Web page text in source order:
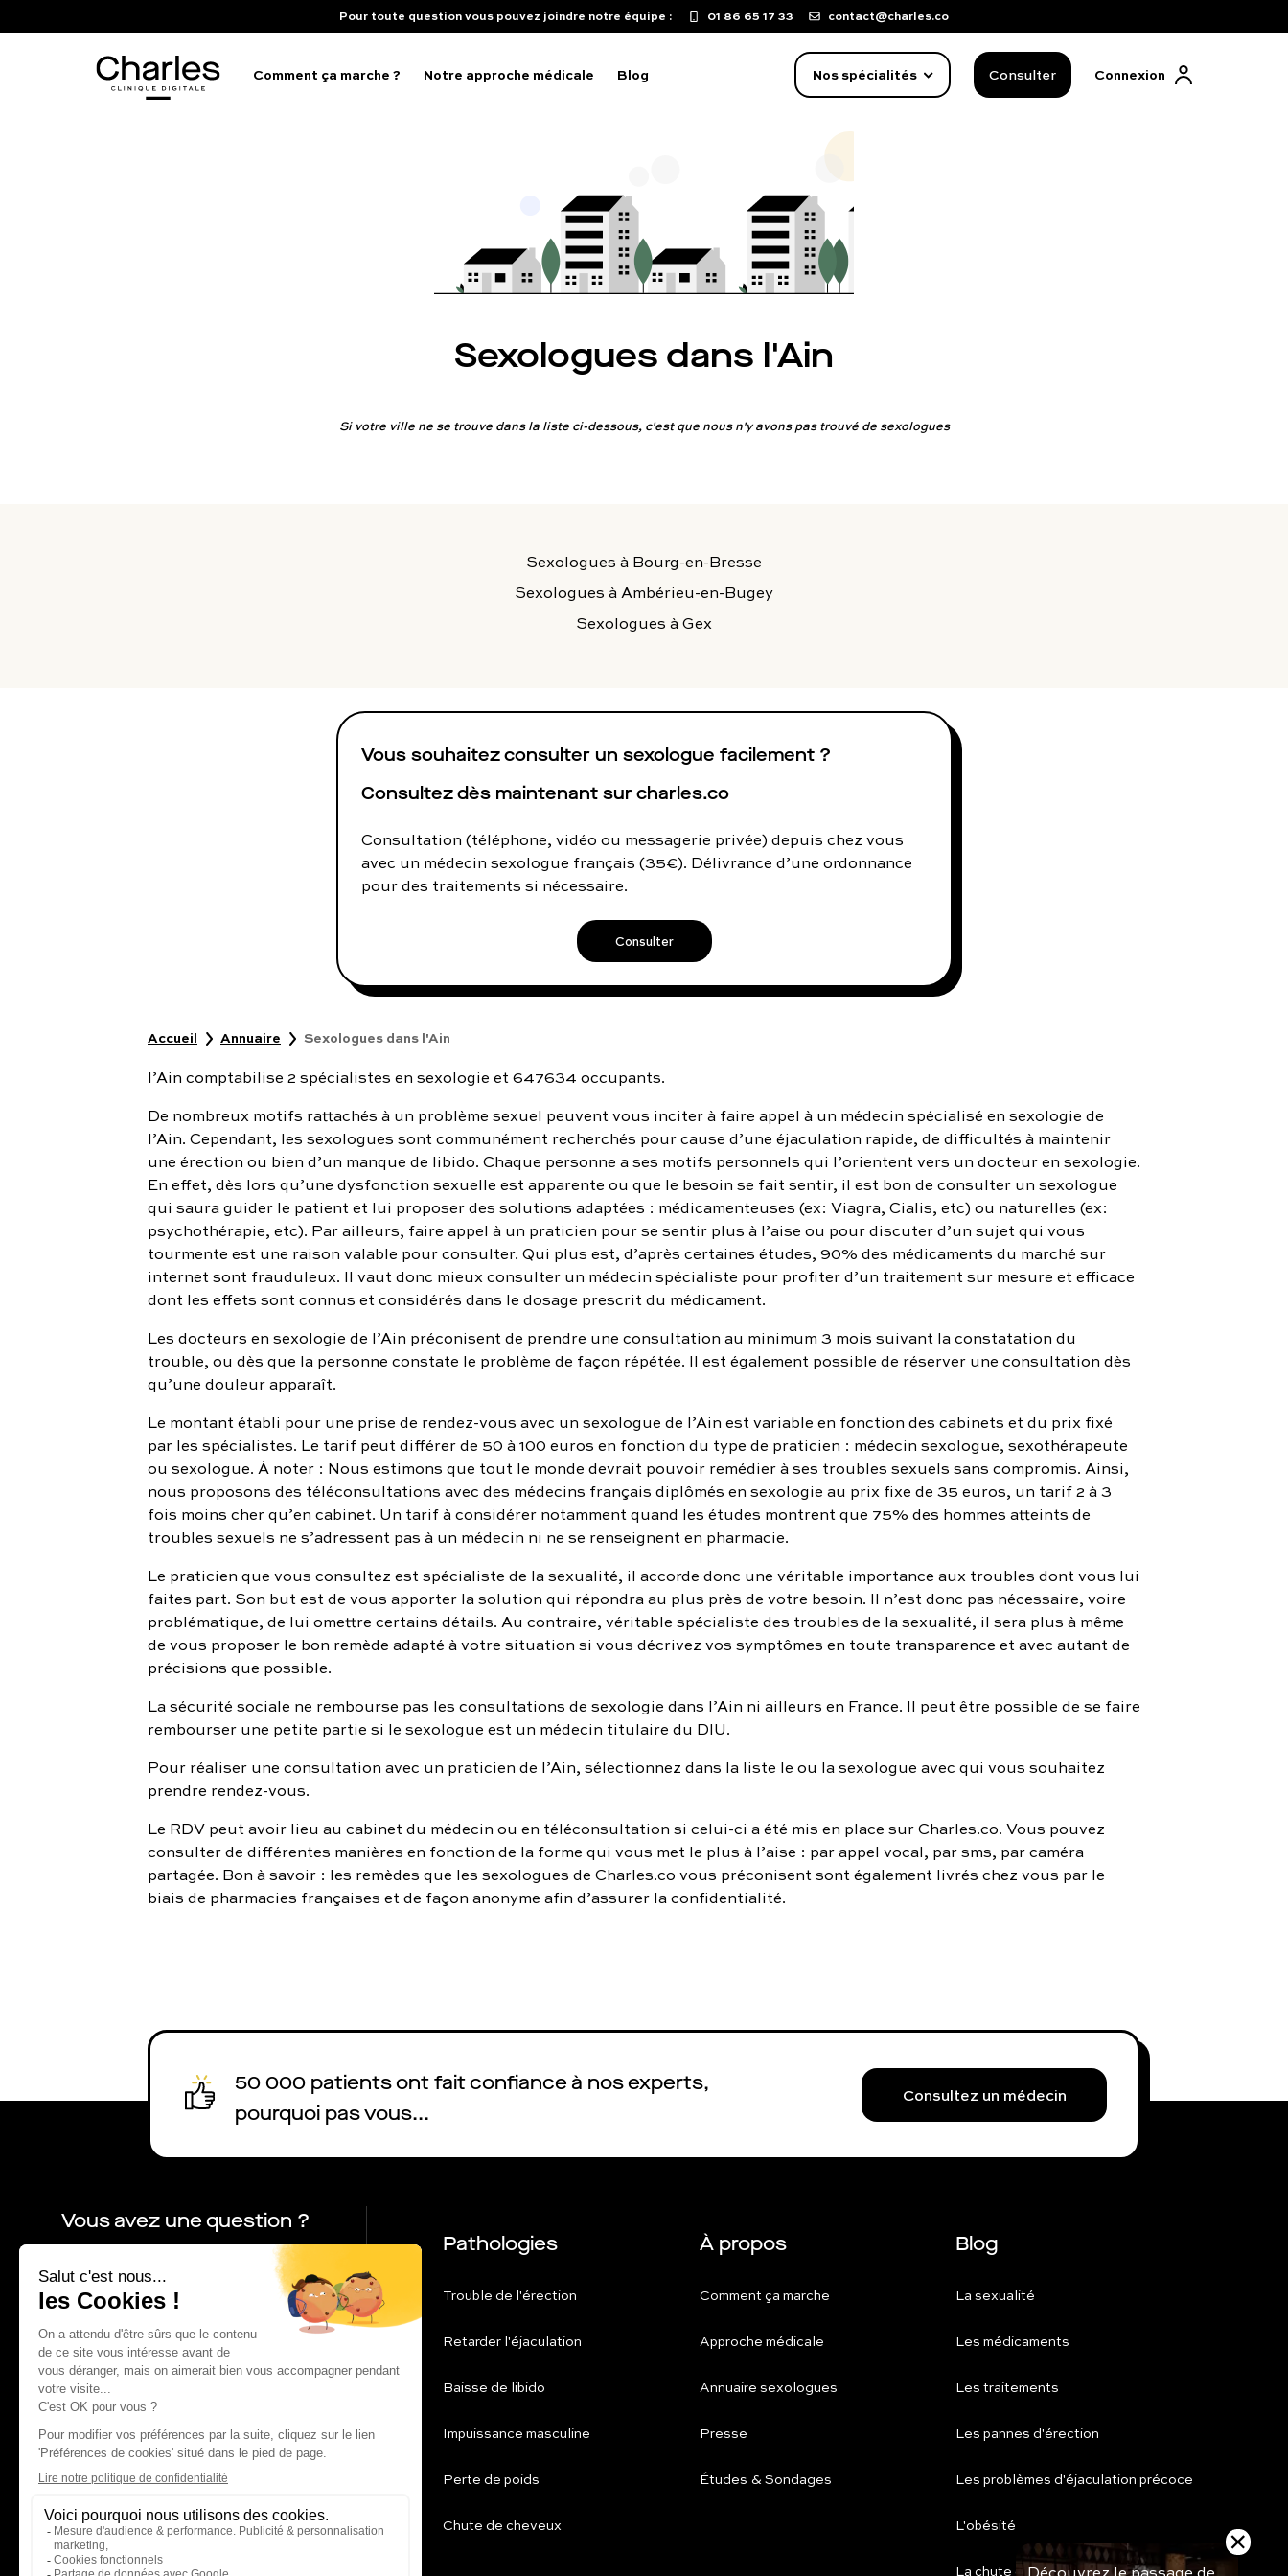
Pour toute question vous pouvez joindre notre équipe : 01 86 65 17 33 contact@charles.co
Comment ça marche ? Notre approche médicale Blog Nos spécialités Consulter Connexion
Éjaculation précoce
Baisse de libido
Impuissance
sexuelles
Sexologues dans l'Ain
Si votre ville ne se trouve dans la liste ci-dessous, c'est que nous n'y avons pas trouvé de sexologues
Sexologues à Bourg-en-Bresse
Sexologues à Ambérieu-en-Bugey
Sexologues à Gex
Vous souhaitez consulter un sexologue facilement ?
Consultez dès maintenant sur charles.co
Consultation (téléphone, vidéo ou messagerie privée) depuis chez vous
avec un médecin sexologue français (35€). Délivrance d’une ordonnance
pour des traitements si nécessaire.
Consulter
Accueil Annuaire Sexologues dans l'Ain
l’Ain comptabilise 2 spécialistes en sexologie et 647634 occupants.
De nombreux motifs rattachés à un problème sexuel peuvent vous inciter à faire appel à un médecin spécialisé en sexologie de
l’Ain. Cependant, les sexologues sont communément recherchés pour cause d’une éjaculation rapide, de difficultés à maintenir
une érection ou bien d’un manque de libido. Chaque personne a ses motifs personnels qui l’orientent vers un docteur en sexologie.
En effet, dès lors qu’une dysfonction sexuelle est apparente ou que le besoin se fait sentir, il est bon de consulter un sexologue
qui saura guider le patient et lui proposer des solutions adaptées : médicamenteuses (ex: Viagra, Cialis, etc) ou naturelles (ex:
psychothérapie, etc). Par ailleurs, faire appel à un praticien pour se sentir plus à l’aise ou pour discuter d’un sujet qui vous
tourmente est une raison valable pour consulter. Qui plus est, d’après certaines études, 90% des médicaments du marché sur
internet sont frauduleux. Il vaut donc mieux consulter un médecin spécialiste pour profiter d’un traitement sur mesure et efficace
dont les effets sont connus et considérés dans le dosage prescrit du médicament.
Les docteurs en sexologie de l’Ain préconisent de prendre une consultation au minimum 3 mois suivant la constatation du
trouble, ou dès que la personne constate le problème de façon répétée. Il est également possible de réserver une consultation dès
qu’une douleur apparaît.
Le montant établi pour une prise de rendez-vous avec un sexologue de l’Ain est variable en fonction des cabinets et du prix fixé
par les spécialistes. Le tarif peut différer de 50 à 100 euros en fonction du type de praticien : médecin sexologue, sexothérapeute
ou sexologue. À noter : Nous estimons que tout le monde devrait pouvoir remédier à ses troubles sexuels sans compromis. Ainsi,
nous proposons des téléconsultations avec des médecins français diplômés en sexologie au prix fixe de 35 euros, un tarif 2 à 3
fois moins cher qu’en cabinet. Un tarif à considérer notamment quand les études montrent que 75% des hommes atteints de
troubles sexuels ne s’adressent pas à un médecin ni ne se renseignent en pharmacie.
Le praticien que vous consultez est spécialiste de la sexualité, il accorde donc une véritable importance aux troubles dont vous lui
faites part. Son but est de vous apporter la solution qui répondra au plus près de votre besoin. Il n’est donc pas nécessaire, voire
problématique, de lui omettre certains détails. Au contraire, véritable spécialiste des troubles de la sexualité, il sera plus à même
de vous proposer le bon remède adapté à votre situation si vous décrivez vos symptômes en toute transparence et avec autant de
précisions que possible.
La sécurité sociale ne rembourse pas les consultations de sexologie dans l’Ain ni ailleurs en France. Il peut être possible de se faire
rembourser une petite partie si le sexologue est un médecin titulaire du DIU.
Pour réaliser une consultation avec un praticien de l’Ain, sélectionnez dans la liste le ou la sexologue avec qui vous souhaitez
prendre rendez-vous.
Le RDV peut avoir lieu au cabinet du médecin ou en téléconsultation si celui-ci a été mis en place sur Charles.co. Vous pouvez
consulter de différentes manières en fonction de la forme qui vous met le plus à l’aise : par appel vocal, par sms, par caméra
partagée. Bon à savoir : les remèdes que les sexologues de Charles.co vous préconisent sont également livrés chez vous par le
biais de pharmacies françaises et de façon anonyme afin d’assurer la confidentialité.
50 000 patients ont fait confiance à nos experts,
pourquoi pas vous...
Consultez un médecin
Vous avez une question ?
01 86 65 17 33
contact@charles.co
FAQ
Pathologies
Trouble de l'érection
Retarder l'éjaculation
Baisse de libido
Impuissance masculine
Perte de poids
Chute de cheveux
À propos
Comment ça marche
Approche médicale
Annuaire sexologues
Presse
Études & Sondages
Blog
La sexualité
Les médicaments
Les traitements
Les pannes d'érection
Les problèmes d'éjaculation précoce
L'obésité
La chute de cheveux